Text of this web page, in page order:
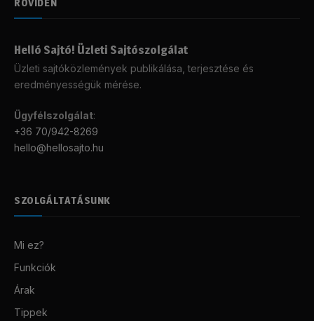
Helló Sajtó! Üzleti Sajtószolgálat
Üzleti sajtóközlemények publikálása, terjesztése és
eredményességük mérése.
Ügyfélszolgálat:
+36 70/942-8269
hello@hellosajto.hu
SZOLGÁLTATÁSUNK
Mi ez?
Funkciók
Árak
Tippek